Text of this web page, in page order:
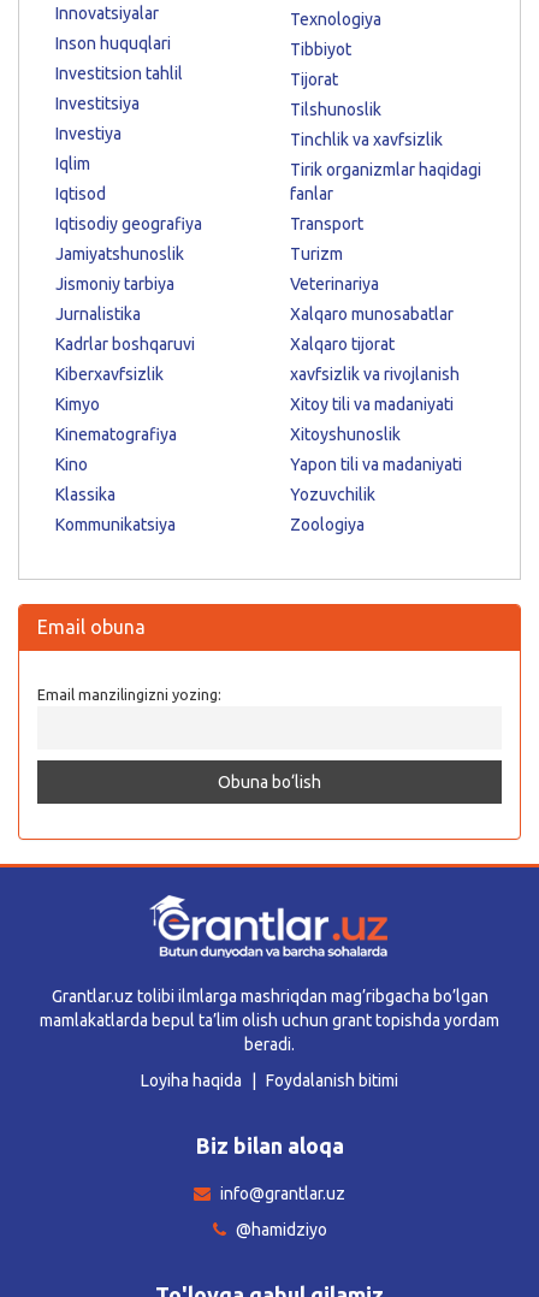
Innovatsiyalar
Inson huquqlari
Investitsion tahlil
Investitsiya
Investiya
Iqlim
Iqtisod
Iqtisodiy geografiya
Jamiyatshunoslik
Jismoniy tarbiya
Jurnalistika
Kadrlar boshqaruvi
Kiberxavfsizlik
Kimyo
Kinematografiya
Kino
Klassika
Kommunikatsiya
Texnologiya
Tibbiyot
Tijorat
Tilshunoslik
Tinchlik va xavfsizlik
Tirik organizmlar haqidagi
fanlar
Transport
Turizm
Veterinariya
Xalqaro munosabatlar
Xalqaro tijorat
xavfsizlik va rivojlanish
Xitoy tili va madaniyati
Xitoyshunoslik
Yapon tili va madaniyati
Yozuvchilik
Zoologiya
Email obuna
Email manzilingizni yozing:
Grantlar.uz tolibi ilmlarga mashriqdan mag’ribgacha bo’lgan
mamlakatlarda bepul ta’lim olish uchun grant topishda yordam
beradi.
Loyiha haqida
Foydalanish bitimi
Biz bilan aloqa
info@grantlar.uz
@hamidziyo